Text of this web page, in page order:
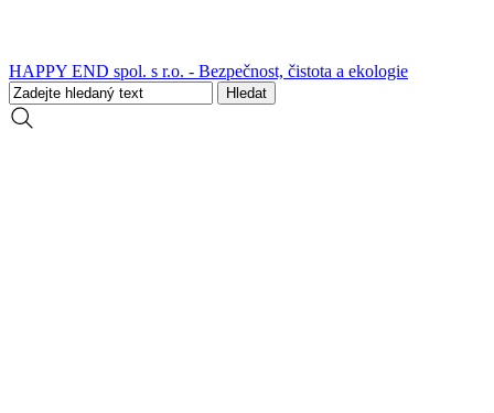
HAPPY END spol. s r.o. - Bezpečnost, čistota a ekologie